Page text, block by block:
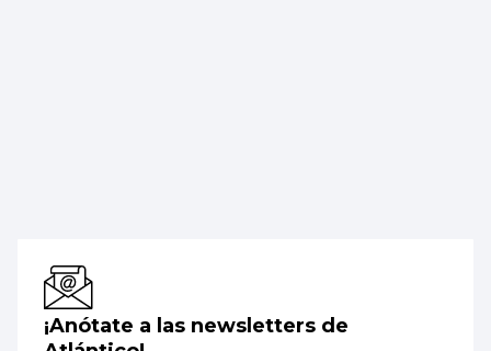
¡Anótate a las newsletters de